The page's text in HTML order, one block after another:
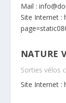
Mail :
Site Internet :
NATURE
Sorties vélos
Site Internet :